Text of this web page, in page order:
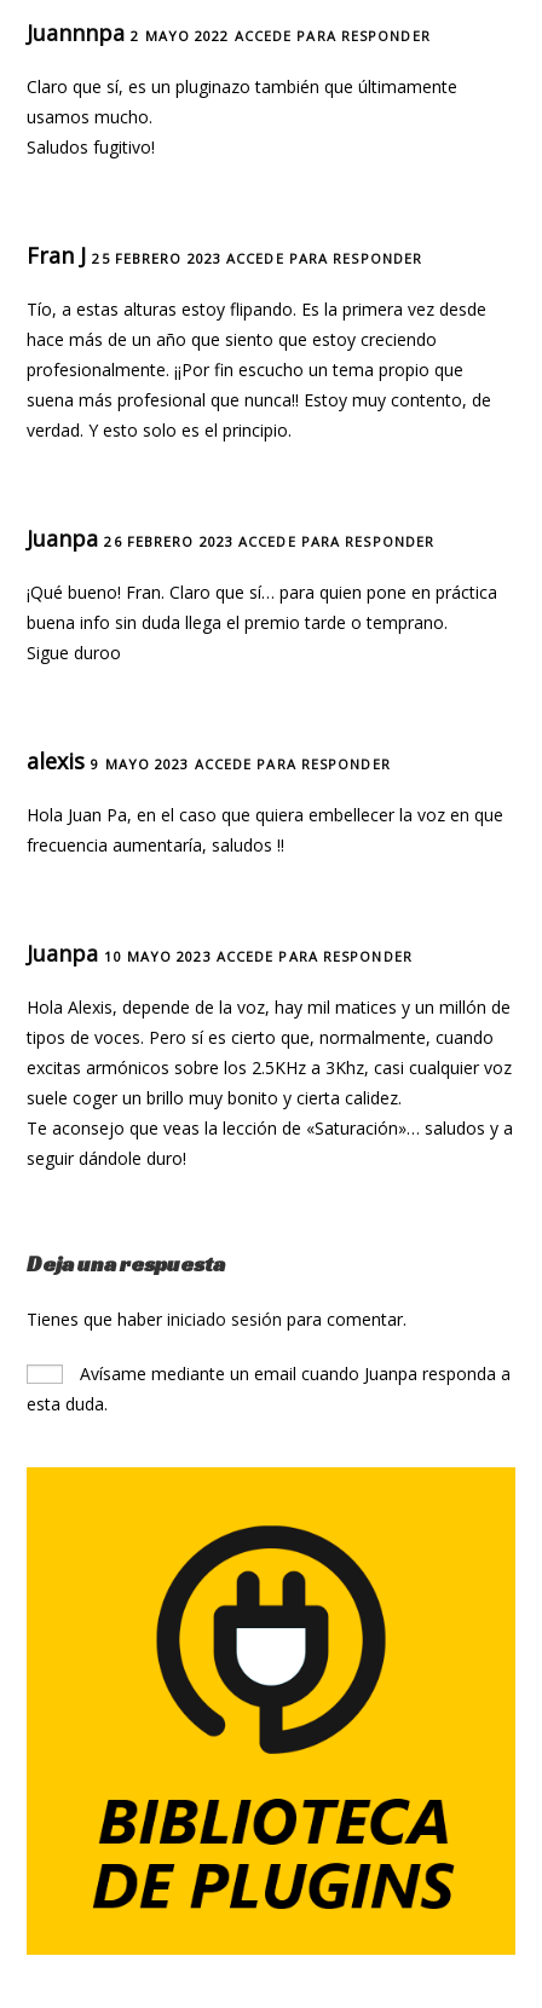
Juannnpa 2 MAYO 2022 ACCEDE PARA RESPONDER
Claro que sí, es un pluginazo también que últimamente
usamos mucho.
Saludos fugitivo!
Fran J25 FEBRERO 2023 ACCEDE PARA RESPONDER
Tío, a estas alturas estoy flipando. Es la primera vez desde
hace más de un año que siento que estoy creciendo
profesionalmente. ¡¡Por fin escucho un tema propio que
suena más profesional que nunca!! Estoy muy contento, de
verdad. Y esto solo es el principio.
Juanpa 26 FEBRERO 2023 ACCEDE PARA RESPONDER
¡Qué bueno! Fran. Claro que sí… para quien pone en práctica
buena info sin duda llega el premio tarde o temprano.
Sigue duroo
alexis9 MAYO 2023 ACCEDE PARA RESPONDER
Hola Juan Pa, en el caso que quiera embellecer la voz en que
frecuencia aumentaría, saludos !!
Juanpa 10 MAYO 2023 ACCEDE PARA RESPONDER
Hola Alexis, depende de la voz, hay mil matices y un millón de
tipos de voces. Pero sí es cierto que, normalmente, cuando
excitas armónicos sobre los 2.5KHz a 3Khz, casi cualquier voz
suele coger un brillo muy bonito y cierta calidez.
Te aconsejo que veas la lección de «Saturación»… saludos y a
seguir dándole duro!
Deja una respuesta
Tienes que haberiniciado sesión para comentar.
Avísame mediante un email cuando Juanpa responda a
esta duda.